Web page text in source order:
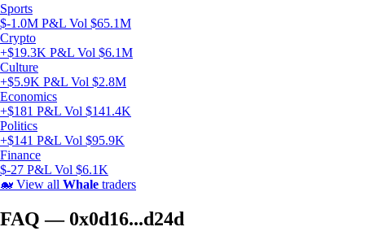
Sports
$-1.0M P&L Vol $65.1M
Crypto
+$19.3K P&L Vol $6.1M
Culture
+$5.9K P&L Vol $2.8M
Economics
+$181 P&L Vol $141.4K
Politics
+$141 P&L Vol $95.9K
Finance
$-27 P&L Vol $6.1K
🐋 View all Whale traders
FAQ — 0x0d16...d24d